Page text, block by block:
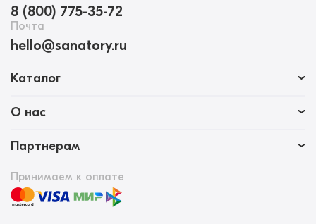
8 (800) 775-35-72
Почта
hello@sanatory.ru
Каталог
О нас
Партнерам
Принимаем к оплате